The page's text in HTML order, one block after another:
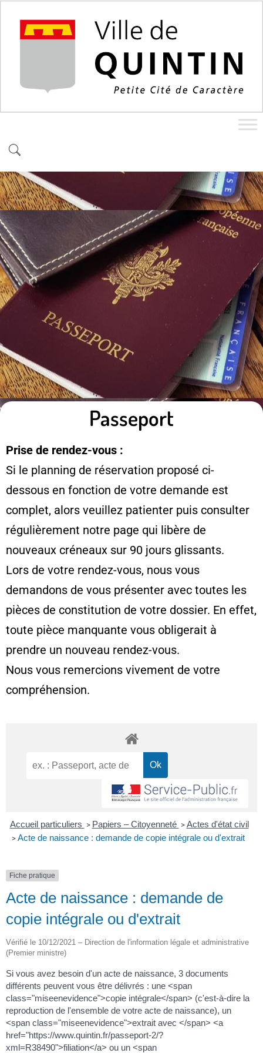
Passeport
Prise de rendez-vous :
Si le planning de réservation proposé ci-
dessous en fonction de votre demande est
complet, alors veuillez patienter puis consulter
régulièrement notre page qui libère de
nouveaux créneaux sur 90 jours glissants.
Lors de votre rendez-vous, nous vous
demandons de vous présenter avec toutes les
pièces de constitution de votre dossier. En effet,
toute pièce manquante vous obligerait à
prendre un nouveau rendez-vous.
Nous vous remercions vivement de votre
compréhension.
Accueil particuliers > Papiers – Citoyenneté > Actes d'état civil
> Acte de naissance : demande de copie intégrale ou d'extrait
Fiche pratique
Acte de naissance : demande de
copie intégrale ou d'extrait
Vérifié le 10/12/2021 – Direction de l'information légale et administrative
(Premier ministre)
Si vous avez besoin d'un acte de naissance, 3 documents
différents peuvent vous être délivrés : une <span
class="miseenevidence">copie intégrale</span> (c'est-à-dire la
reproduction de l'ensemble de votre acte de naissance), un
<span class="miseenevidence">extrait avec </span> <a
href="https://www.quintin.fr/passeport-2/?
xml=R38490">filiation</a> ou un <span